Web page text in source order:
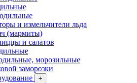
и измельчители льда
(мармиты)
и салатов
морозильные
заморозки
+